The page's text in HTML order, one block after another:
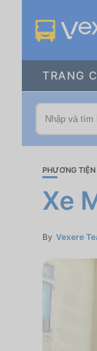
TRANG
PHƯƠNG
Xe
By Vexere